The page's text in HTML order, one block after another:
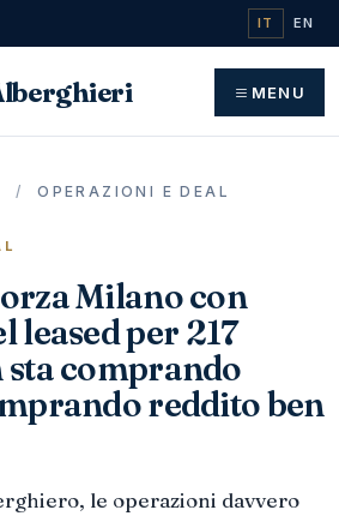
IT EN
MENU
/ OPERAZIONI E DEAL
Milano con
leased per 217
comprando
reddito ben
le operazioni davvero